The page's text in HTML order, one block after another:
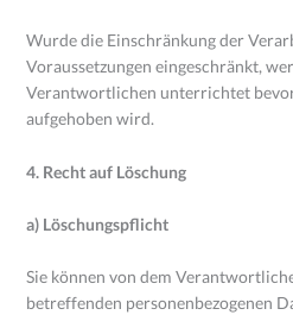
Wurde die Einschränkung der
Voraussetzungen eingeschränkt,
Verantwortlichen unterrichtet
aufgehoben wird.
4. Recht auf Löschung
a) Löschungspflicht
Sie können von dem
betreffenden personenbezogenen